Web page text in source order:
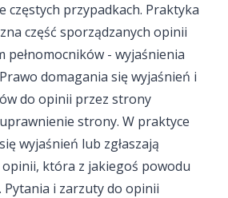
częstych przypadkach. Praktyka
część sporządzanych opinii
pełnomocników - wyjaśnienia
domagania się wyjaśnień i
do opinii przez strony
strony. W praktyce
wyjaśnień lub zgłaszają
która z jakiegoś powodu
Pytania i zarzuty do opinii